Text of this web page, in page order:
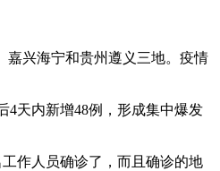
嘉兴海宁和贵州遵义三地。疫情
4天内新增48例，形成集中爆发
作人员确诊了，而且确诊的地